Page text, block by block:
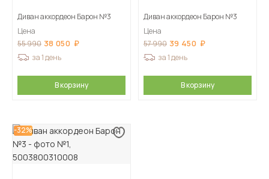
Диван аккордеон Барон №3
Цена
55 990 38 050
за 1 день
В корзину
Диван аккордеон Барон №3
Цена
57 990 39 450
за 1 день
В корзину
-32%